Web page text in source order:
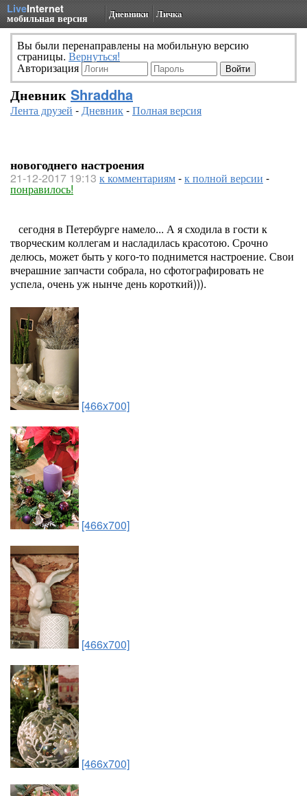
LiveInternet
мобильная версия Дневники Личка
Вы были перенаправлены на мобильную версию
страницы. Вернуться!
Авторизация
Дневник Shraddha
Лента друзей -Дневник-Полная версия
новогоднего настроения
21-12-2017 19:13 к комментариям-к полной версии -
понравилось!
сегодня в Петербурге намело... А я сходила в гости к
творческим коллегам и насладилась красотою. Срочно
делюсь, может быть у кого-то поднимется настроение. Свои
вчерашние запчасти собрала, но сфотографировать не
успела, очень уж нынче день короткий))).
[466x700]
[466x700]
[466x700]
[466x700]